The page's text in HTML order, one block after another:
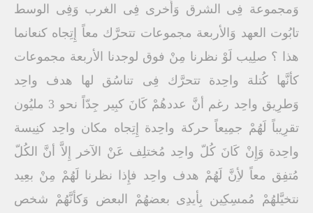
وَمجموعة فِى الشرق وَأُخرى فِى الغرب وَفِى الوسط
تابُوت العهد وَالأربعة مجموعات تتحرَّك معاً إِتِجاه كنعانما
هذا ؟ صلِيب لَوْ نظرنا مِنْ فوق لوجدنا الأربعة مجموعات
كأنَّها كُتلة واحِدة تتحرَّك فِى تناسُق لها هدف واحِد
وَطرِيق واحِد رغم أنَّ عددهُمْ كَانَ كبِير جِدّاً نحو 3 مليُون
تقرِيباً لَهُمْ جمِيعاً حركة واحِدة إِتِجاه مكان واحِد كنِيسة
واحِدة وَإِنْ كَانَ كُلّ واحِد مُختلِف عَنْ الآخر إِلاَّ أنَّ الكُلّ
مُتفِق معاً لأِنَّ لَهُمْ هدف واحِد فإِذا نظرنا لَهُمْ مِنْ بعِيد
نتخيَّلهُمْ مُمسِكِين بِأيدِى بعضهُمْ البعض وَكأنَّهُمْ شخص